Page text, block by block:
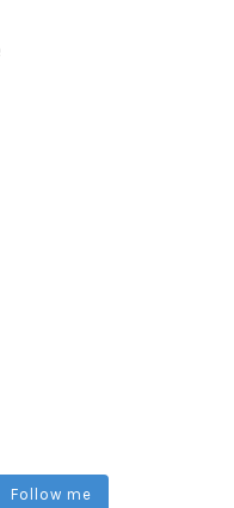
Follow me